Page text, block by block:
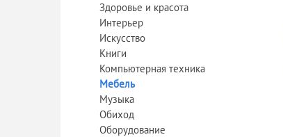
Здоровье и красота
Интерьер
Искусство
Книги
Компьютерная техника
Мебель
Музыка
Обиход
Оборудование